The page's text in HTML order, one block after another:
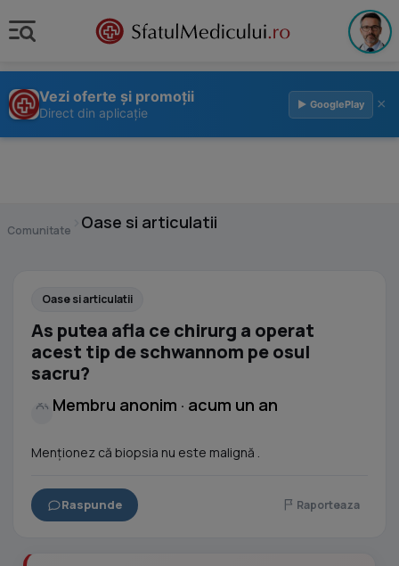
Vezi oferte și promoții
Direct din aplicație
▶ GooglePlay ×
Comunitate Oase si articulatii
Oase si articulatii
As putea afla ce chirurg a operat
acest tip de schwannom pe osul
sacru?
Membru anonim · acum un an
Menționez că biopsia nu este malignă .
Raspunde Raporteaza